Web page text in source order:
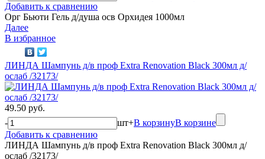
Добавить к сравнению
Орг Бьюти Гель д/душа осв Орхидея 1000мл
Далее
В избранное
ЛИНДА Шампунь д/в проф Extra Renovation Black 300мл д/
ослаб /32173/
49.50 руб.
-
шт+В корзинуВ корзине
Добавить к сравнению
ЛИНДА Шампунь д/в проф Extra Renovation Black 300мл д/
ослаб /32173/